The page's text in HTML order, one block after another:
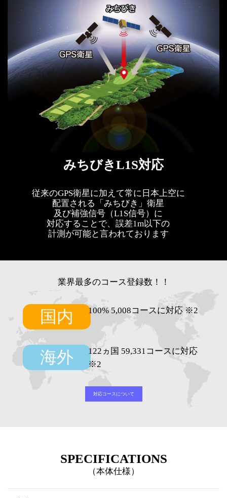
みちびきL1S対応
従来のGPS衛星に加えて常に日本上空に
配置される「みちびき」衛星
及び補強信号（L1S信号）に
対応することで、誤差1m以下の
計測が可能と言われております
業界最多のコース登録数！！
国内 100% 5,008コースに対応 ※2
海外
122ヵ国 59,331コースに対応
※2
対応コースについて
SPECIFICATIONS
（本体仕様）